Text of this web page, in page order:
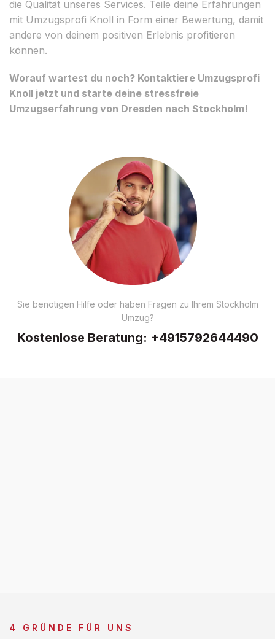
die Qualität unseres Services. Teile deine Erfahrungen
mit Umzugsprofi Knoll in Form einer Bewertung, damit
andere von deinem positiven Erlebnis profitieren
können.
Worauf wartest du noch? Kontaktiere Umzugsprofi
Knoll jetzt und starte deine stressfreie
Umzugserfahrung von Dresden nach Stockholm!
Sie benötigen Hilfe oder haben Fragen zu Ihrem Stockholm
Umzug?
Kostenlose Beratung: +4915792644490
4 GRÜNDE FÜR UNS